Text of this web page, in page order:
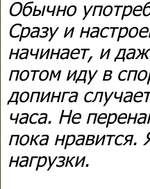
Обычно
Сразу и
начинает, и
потом иду в
допинга
часа. Не
пока
нагрузки.